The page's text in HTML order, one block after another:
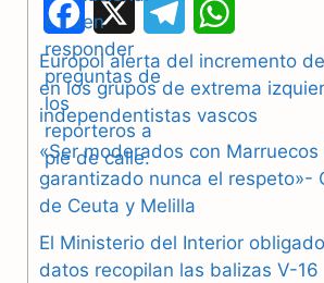
F
a
c
e
b
o
o
e
g
r
a
h
a
s
p
Europol alerta del incremento
en los grupos de extrema
independentistas vascos
«Ser moderados con Marruecos
garantizado nunca el respeto»-
de Ceuta y Melilla
El Ministerio del Interior
datos recopilan las balizas V-16